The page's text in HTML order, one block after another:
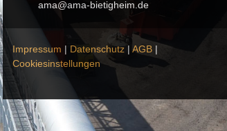
ama@ama-bietigheim.de
Impressum | Datenschutz |AGB |
Cookiesinstellungen